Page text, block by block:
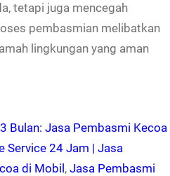
tetapi juga mencegah
pembasmian melibatkan
lingkungan yang aman
Bulan: Jasa Pembasmi Kecoa
Service 24 Jam | Jasa
di Mobil , Jasa Pembasmi